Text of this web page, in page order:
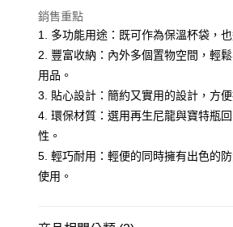
便利好安心！
１．簡單：不需註冊會員、不需綁卡、不需
２．便利：只要手機號碼，簡訊認證，即可
３．安心：先確認商品／服務後，再付款。
【「AFTEE先享後付」結帳流程】
１．於結帳方式選擇「AFTEE先享後付」
付」結帳頁面，進行簡訊認證並確認金額
２．訂單成立數日內，您將收到繳費通知簡
３．收到繳費通知簡訊後14天內，點擊此簡
／ATM／網路銀行／等多元方式進行付款
※ 請注意：結帳手續完成當下不需立刻繳費
絡購買商品的店家。未經商家同意取消之訂
運送方式
全家取貨付款
每筆NT$60，滿NT$1,000(含以上)免
付款後全家取貨
萊爾富取貨付款
銷售重點
1. 多功能用途：既可作為保溫杯袋，
2. 豐富收納：內外多個置物空間，輕
用品。
3. 貼心設計：簡約又實用的設計，方
4. 環保材質：選用再生尼龍與寶特瓶
性。
5. 輕巧耐用：輕便的同時擁有出色的
使用。